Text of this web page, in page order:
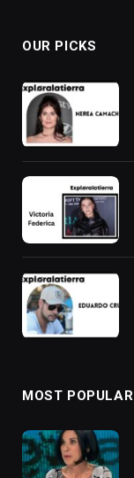
OUR PICKS
MOST POPULAR